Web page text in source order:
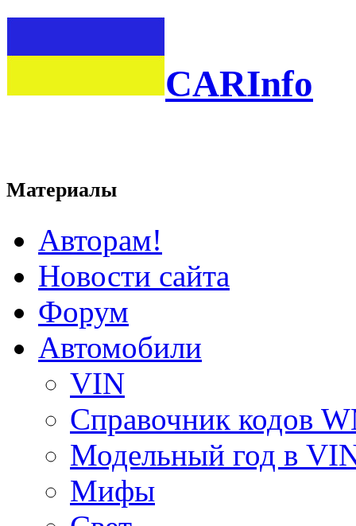
CARInfo
Материалы
Авторам!
Новости сайта
Форум
Автомобили
VIN
Справочник кодов
Модельный год в
Мифы